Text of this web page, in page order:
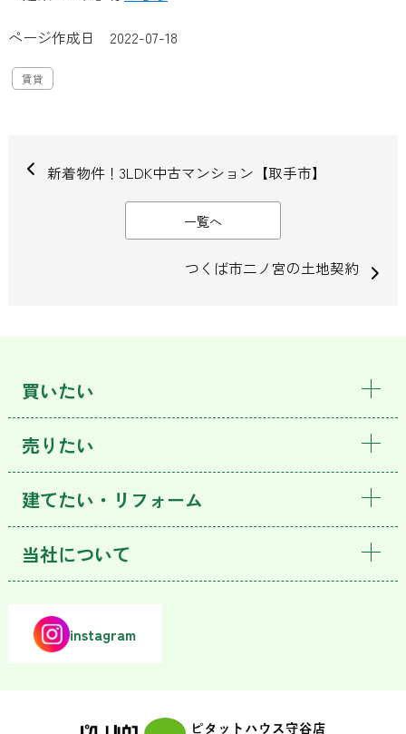
ページ作成日 2022-07-18
賃貸
新着物件！3LDK中古マンション【取手市】
一覧へ
つくば市二ノ宮の土地契約
買いたい
売りたい
建てたい・リフォーム
当社について
instagram